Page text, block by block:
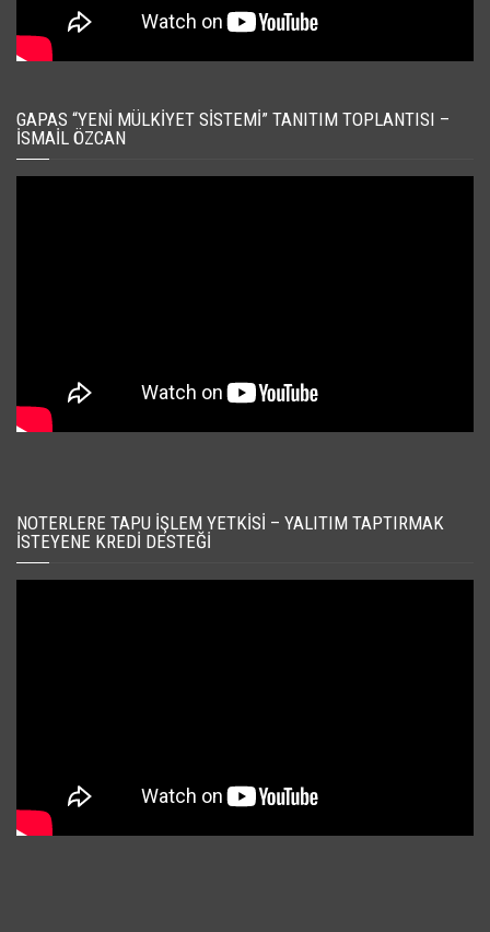
GAPAS “YENI MÜLKIYET SISTEMI” TANITIM TOPLANTISI –
İSMAIL ÖZCAN
NOTERLERE TAPU İŞLEM YETKISI – YALITIM TAPTIRMAK
İSTEYENE KREDI DESTEĞI